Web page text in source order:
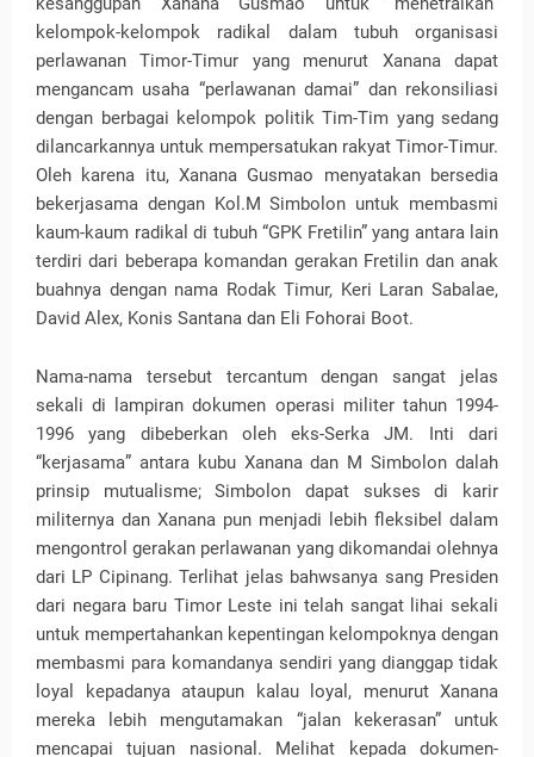
kelompok-kelompok radikal dalam tubuh organisasi
perlawanan Timor-Timur yang menurut Xanana dapat
mengancam usaha “perlawanan damai” dan rekonsiliasi
dengan berbagai kelompok politik Tim-Tim yang sedang
dilancarkannya untuk mempersatukan rakyat Timor-Timur.
Oleh karena itu, Xanana Gusmao menyatakan bersedia
bekerjasama dengan Kol.M Simbolon untuk membasmi
kaum-kaum radikal di tubuh “GPK Fretilin” yang antara lain
terdiri dari beberapa komandan gerakan Fretilin dan anak
buahnya dengan nama Rodak Timur, Keri Laran Sabalae,
David Alex, Konis Santana dan Eli Fohorai Boot.
Nama-nama tersebut tercantum dengan sangat jelas
sekali di lampiran dokumen operasi militer tahun 1994-
1996 yang dibeberkan oleh eks-Serka JM. Inti dari
“kerjasama” antara kubu Xanana dan M Simbolon dalah
prinsip mutualisme; Simbolon dapat sukses di karir
militernya dan Xanana pun menjadi lebih fleksibel dalam
mengontrol gerakan perlawanan yang dikomandai olehnya
dari LP Cipinang. Terlihat jelas bahwsanya sang Presiden
dari negara baru Timor Leste ini telah sangat lihai sekali
untuk mempertahankan kepentingan kelompoknya dengan
membasmi para komandanya sendiri yang dianggap tidak
loyal kepadanya ataupun kalau loyal, menurut Xanana
mereka lebih mengutamakan “jalan kekerasan” untuk
mencapai tujuan nasional. Melihat kepada dokumen-